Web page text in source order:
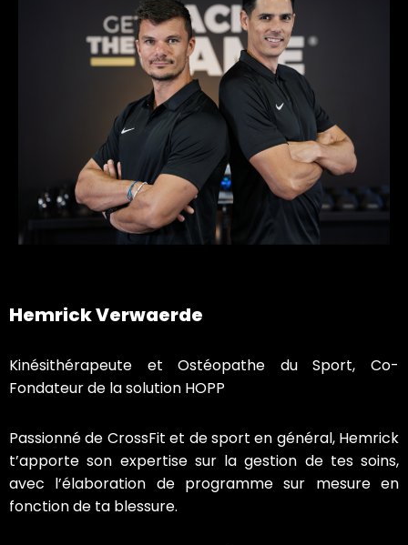
Hemrick Verwaerde
Kinésithérapeute et Ostéopathe du Sport, Co-
Fondateur de la solution HOPP
Passionné de CrossFit et de sport en général, Hemrick
t’apporte son expertise sur la gestion de tes soins,
avec l’élaboration de programme sur mesure en
fonction de ta blessure.